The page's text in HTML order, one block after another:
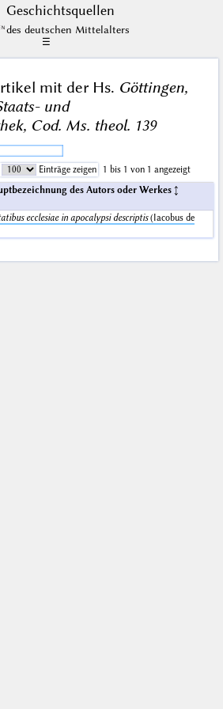
Geschichts­quellen
des deutschen Mittelalters
☰
mit der Hs. Göttingen,
und
Cod. Ms. theol. 139
Einträge zeigen
1 bis 1 von 1 angezeigt
des Autors oder Werkes
ecclesiae in apocalypsi descriptis(Iacobus de